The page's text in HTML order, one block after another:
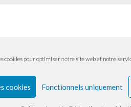
cookies pour optimiser notre site web et notre
cookies Fonctionnels uniquement
& MENTIONS LÉGALES CONFIDENTIALITÉ